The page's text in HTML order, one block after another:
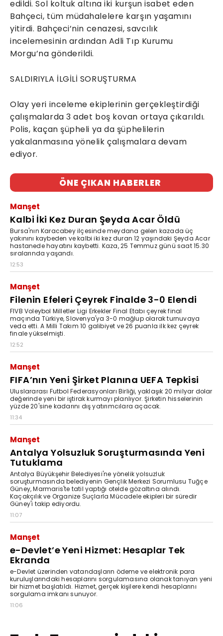
edildi. Sol koltuk altına iki kurşun isabet eden
Bahçeci, tüm müdahalelere karşın yaşamını
yitirdi. Bahçeci’nin cenazesi, savcılık
incelemesinin ardından Adli Tıp Kurumu
Morgu’na gönderildi.
SALDIRIYLA İLGİLİ SORUŞTURMA
Olay yeri inceleme ekiplerinin gerçekleştirdiği
çalışmalarda 3 adet boş kovan ortaya çıkarıldı.
Polis, kaçan şüpheli ya da şüphelilerin
yakalanmasına yönelik çalışmalara devam
ediyor.
ÖNE ÇIKAN HABERLER
Manşet
Kalbi İki Kez Duran Şeyda Acar Öldü
Bursa'nın Karacabey ilçesinde meydana gelen kazada üç
yakınını kaybeden ve kalbi iki kez duran 12 yaşındaki Şeyda Acar
hastanede hayatını kaybetti. Kaza, 25 Temmuz günü saat 15.30
sıralarında yaşandı.
12:53
Manşet
Filenin Efeleri Çeyrek Finalde 3-0 Elendi
FIVB Voleybol Milletler Ligi Erkekler Final Etabı çeyrek final
maçında Türkiye, Slovenya'ya 3-0 mağlup olarak turnuvaya
veda etti. A Milli Takım 10 galibiyet ve 26 puanla ilk kez çeyrek
finale yükselmişti.
12:52
Manşet
FIFA’nın Yeni Şirket Planına UEFA Tepkisi
Uluslararası Futbol Federasyonları Birliği, yaklaşık 20 milyar dolar
değerinde yeni bir iştirak kurmayı planlıyor. Şirketin hisselerinin
yüzde 20'sine kadarını dış yatırımcılara açacak.
11:34
Manşet
Antalya Yolsuzluk Soruşturmasında Yeni
Tutuklama
Antalya Büyükşehir Belediyesi'ne yönelik yolsuzluk
soruşturmasında belediyenin Gençlik Merkezi Sorumlusu Tuğçe
Güney, Marmaris'te tatil yaptığı otelde gözaltına alındı.
Kaçakçılık ve Organize Suçlarla Mücadele ekipleri bir süredir
Güney'i takip ediyordu.
11:07
Manşet
e-Devlet’e Yeni Hizmet: Hesaplar Tek
Ekranda
e-Devlet üzerinden vatandaşların ödeme ve elektronik para
kuruluşlarındaki hesaplarını sorgulamasına olanak tanıyan yeni
bir hizmet başlatıldı. Hizmet, gerçek kişilere kendi hesaplarını
sorgulama imkanı sunuyor.
11:06